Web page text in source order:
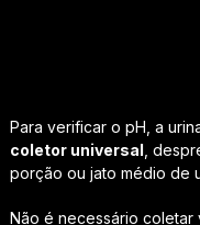
Para verificar o pH, a
coletor universal ,
porção ou jato médio de
Não é necessário coletar